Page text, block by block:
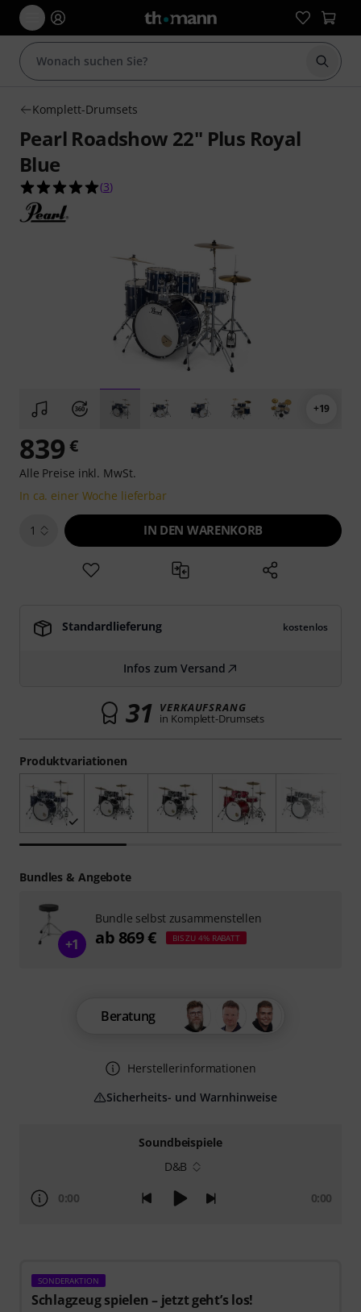
Suche
Komplett-Drumsets
Pearl Roadshow 22" Plus Royal
Blue
5.0 von 5 Sternen aus 3 Kundenbewertungen
(3)
+19
Soundbeispiele
D&B
0:00 0:00
SONDERAKTION
Schlagzeug spielen – jetzt geht’s los!
Produktvariationen
839 €
Alle Preise inkl. MwSt.
In ca. einer Woche lieferbar
1 IN DEN WARENKORB
Standardlieferung kostenlos
Infos zum Versand
31 VERKAUFSRANG
in Komplett-Drumsets
Beratung
Herstellerinformationen
Sicherheits- und Warnhinweise
Bundles & Angebote
+1
Bundle selbst zusammenstellen
ab 869 € BIS ZU 4% RABATT